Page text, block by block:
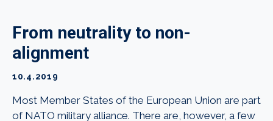
From neutrality to non-
alignment
10.4.2019
Most Member States of the European Union are part
of NATO military alliance. There are, however, a few